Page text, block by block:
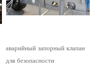
аварийный запорный клапан
для безопасности